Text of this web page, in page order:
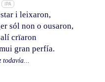
IPA
i leixaron,
sól non o ousaron,
crïaron
gran perfía.
todavía...